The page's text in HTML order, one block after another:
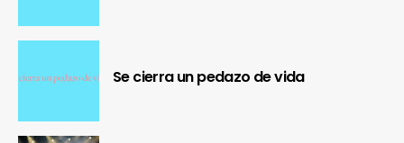
Se cierra un pedazo de vida